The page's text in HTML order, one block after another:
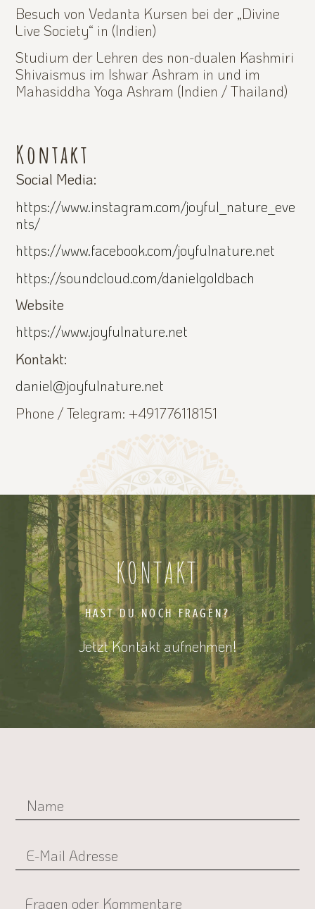
Besuch von Vedanta Kursen bei der „Divine
Live Society“ in (Indien)
Studium der Lehren des non-dualen Kashmiri
Shivaismus im Ishwar Ashram in und im
Mahasiddha Yoga Ashram (Indien / Thailand)
Kontakt
Social Media:
https://www.instagram.com/joyful_nature_eve
nts/
https://www.facebook.com/joyfulnature.net
https://soundcloud.com/danielgoldbach
Website
https://www.joyfulnature.net
Kontakt:
daniel@joyfulnature.net
Phone / Telegram: +491776118151
KONTAKT
HAST DU NOCH FRAGEN?
Jetzt Kontakt aufnehmen!